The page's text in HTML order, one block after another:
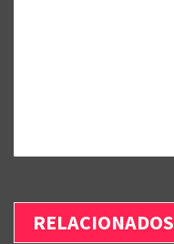
RELACIONADOS